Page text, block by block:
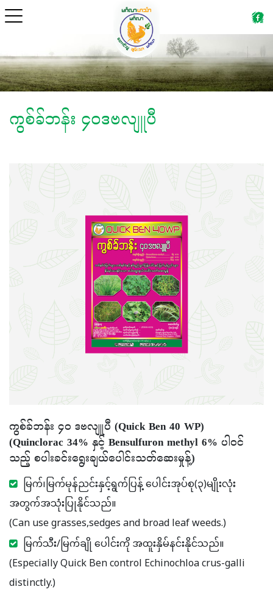
ကွစ်ခ်ဘန်း ၄၀ဒဗလျူပီ
ကွစ်ခ်ဘန်း ၄၀ ဒဗလျူပီ (Quick Ben 40 WP)
(Quinclorac 34% နှင့် Bensulfuron methyl 6% ပါဝင်
သည့် စပါးခင်းရွေးချယ်ပေါင်းသတ်ဆေးမှုန့်)
မြက်၊မြက်မုန်ညင်းနှင့်ရွက်ပြန့် ပေါင်းအုပ်စု(၃)မျိုးလုံး
အတွက်အသုံးပြုနိုင်သည်။
(Can use grasses,sedges and broad leaf weeds.)
မြက်သီး/မြက်ချို ပေါင်းကို အထူးနှိမ်နင်းနိုင်သည်။
(Especially Quick Ben control Echinochloa crus-galli
distinctly.)